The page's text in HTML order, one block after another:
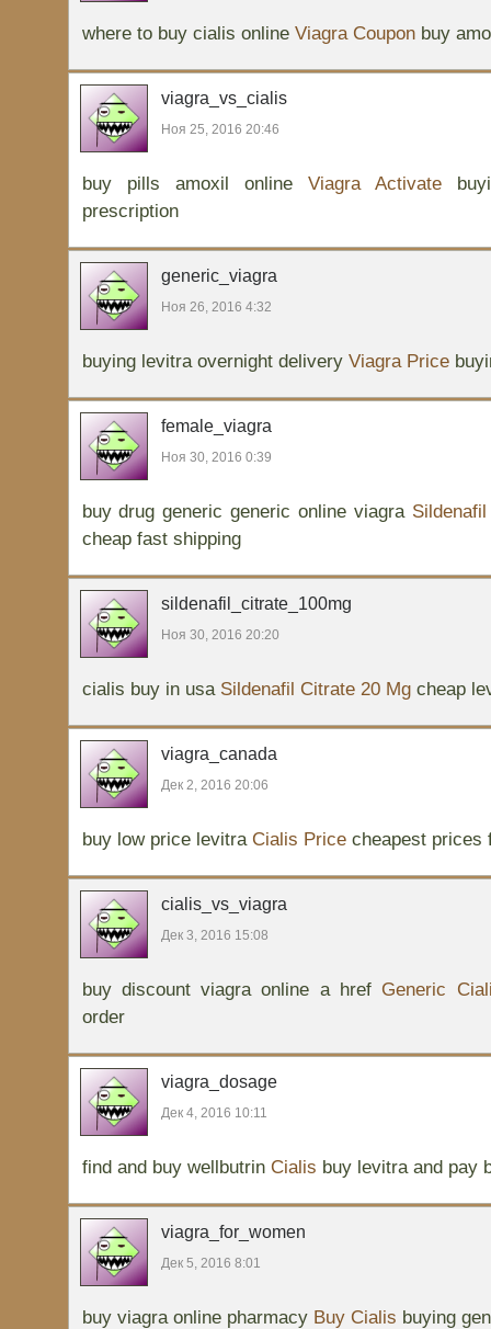
where to buy cialis online Viagra Couponbuy
viagra_vs_cialis
Ноя 25, 2016 20:46
buy pills amoxil online Viagra Activate
prescription
generic_viagra
Ноя 26, 2016 4:32
buying levitra overnight delivery Viagra Price
female_viagra
Ноя 30, 2016 0:39
buy drug generic generic online viagra
cheap fast shipping
sildenafil_citrate_100mg
Ноя 30, 2016 20:20
cialis buy in usa Sildenafil Citrate 20 Mgcheap
viagra_canada
Дек 2, 2016 20:06
buy low price levitra Cialis Pricecheapest prices
cialis_vs_viagra
Дек 3, 2016 15:08
buy discount viagra online a href Generic
order
viagra_dosage
Дек 4, 2016 10:11
find and buy wellbutrin Cialis buy levitra and pay
viagra_for_women
Дек 5, 2016 8:01
buy viagra online pharmacy Buy Cialis buying